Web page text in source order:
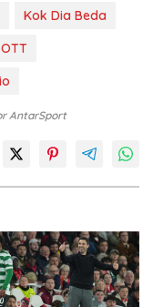
Kok Dia Beda
AntarSport